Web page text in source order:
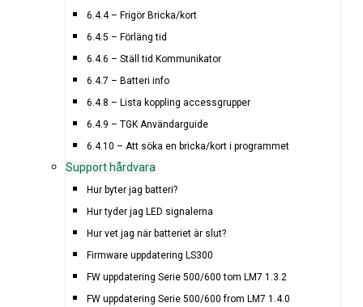
6.4.4 – Frigör Bricka/kort
6.4.5 – Förläng tid
6.4.6 – Ställ tid Kommunikator
6.4.7 – Batteri info
6.4.8 – Lista koppling accessgrupper
6.4.9 – TGK Användarguide
6.4.10 – Att söka en bricka/kort i programmet
Support hårdvara
Hur byter jag batteri?
Hur tyder jag LED signalerna
Hur vet jag när batteriet är slut?
Firmware uppdatering LS300
FW uppdatering Serie 500/600 tom LM7 1.3.2
FW uppdatering Serie 500/600 from LM7 1.4.0